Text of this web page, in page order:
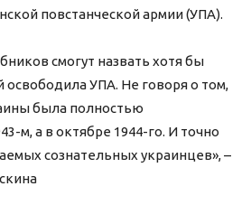
повстанческой армии (УПА).
смогут назвать хотя бы
УПА. Не говоря о том,
была полностью
м, а в октябре 1944-го. И точно
сознательных украинцев», –